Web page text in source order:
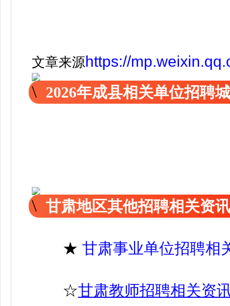
文章来源https://
2026年成县相关单位招聘
甘肃地区其他招聘相关资
★ 甘肃事业单位招聘相
☆甘肃教师招聘相关资